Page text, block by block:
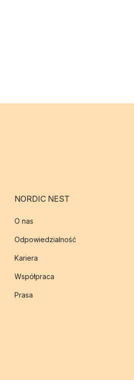
NORDIC NEST
O nas
Odpowiedzialność
Kariera
Współpraca
Prasa